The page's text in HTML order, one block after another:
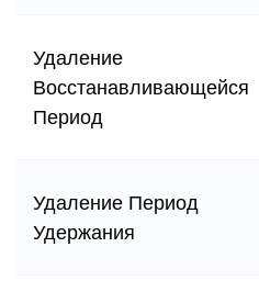
Удаление
Восстанавливающейся
Период
Удаление Период
Удержания